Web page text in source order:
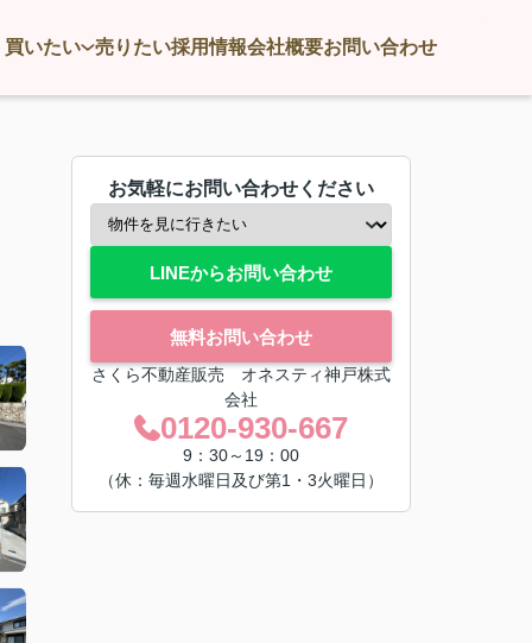
買いたい 売りたい採用情報会社概要お問い合わせ
お気軽にお問い合わせください
LINEからお問い合わせ
無料お問い合わせ
さくら不動産販売 オネスティ神戸株式
会社
0120-930-667
9：30～19：00
（休：毎週水曜日及び第1・3火曜日）